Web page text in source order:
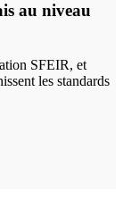
au niveau
SFEIR, et
les standards